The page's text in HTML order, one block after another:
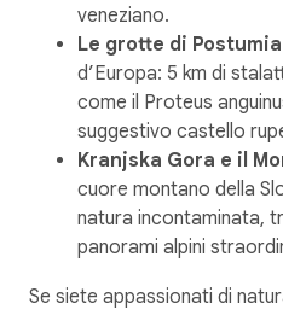
veneziano.
Le grotte di Postumia
d’Europa: 5 km di
come il Proteus
suggestivo castello
Kranjska Gora e il
cuore montano della
natura incontaminata,
panorami alpini
Se siete appassionati di